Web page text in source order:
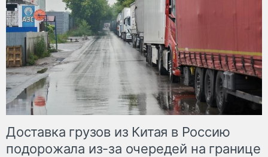
Доставка грузов из Китая в Россию
подорожала из-за очередей на границе